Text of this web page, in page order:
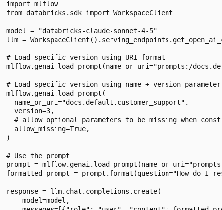
import mlflow
from databricks.sdk import WorkspaceClient
model = "databricks-claude-sonnet-4-5"
llm =
# Load specific version using URI format
mlflow.genai.load_prompt(name_or_uri="prompts:/
# Load specific version using name + version parameter
mlflow.genai.load_prompt(
  name_or_uri="docs.default.customer_support",
  version=3,
# allow optional parameters to be missing when
  allow_missing=True,
)
# Use the prompt
prompt =
formatted_prompt = prompt.format(question="How do I
response = llm.chat.completions.create(
    model=model,